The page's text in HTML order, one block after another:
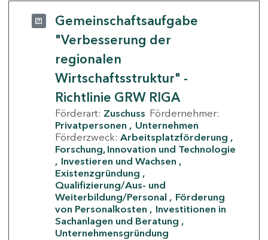
Gemeinschaftsaufgabe
"Verbesserung der
regionalen
Wirtschaftsstruktur" -
Richtlinie GRW RIGA
Förderart: Zuschuss Fördernehmer:
Privatpersonen
Unternehmen
Förderzweck: Arbeitsplatzförderung
Forschung, Innovation und Technologie
Investieren und Wachsen
Existenzgründung
Qualifizierung/Aus- und
Weiterbildung/Personal
Förderung
von Personalkosten
Investitionen in
Sachanlagen und Beratung
Unternehmensgründung